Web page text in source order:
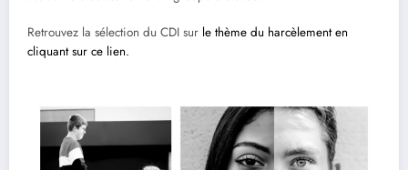
Retrouvez la sélection du CDI sur le thème du harcèlement en
cliquant sur ce lien.